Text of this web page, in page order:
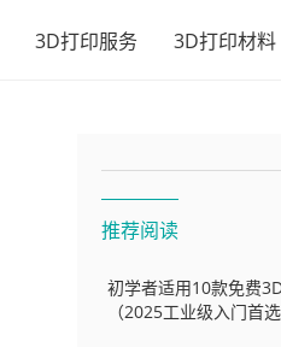
3D打印服务 3D打印材料
推荐阅读
初学者适用10款免费
（2025工业级入门首选